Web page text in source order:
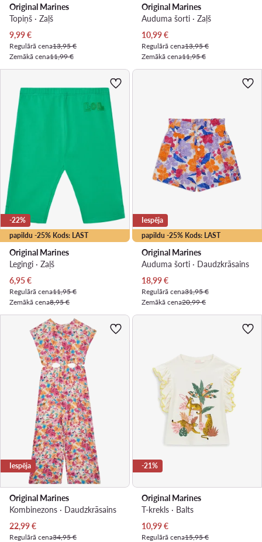
Original Marines
Topiņš · Zaļš
Pašreizējā cena
9,99€
Regulārā cena13,95 €
Zemākā cena11,99 €
Original Marines
Auduma šorti · Zaļš
Pašreizējā cena
10,99€
Regulārā cena13,95 €
Zemākā cena11,95 €
papildu -25% Kods: LAST
-22%
Original Marines
Legingi · Zaļš
Pašreizējā cena
6,95€
Regulārā cena11,95 €
Zemākā cena8,95 €
papildu -25% Kods: LAST
Iespēja
Original Marines
Auduma šorti · Daudzkrāsains
Pašreizējā cena
18,99€
Regulārā cena31,95 €
Zemākā cena20,99 €
Iespēja
Original Marines
Kombinezons · Daudzkrāsains
Pašreizējā cena
22,99€
Regulārā cena34,95 €
-21%
Original Marines
T-krekls · Balts
Pašreizējā cena
10,99€
Regulārā cena15,95 €